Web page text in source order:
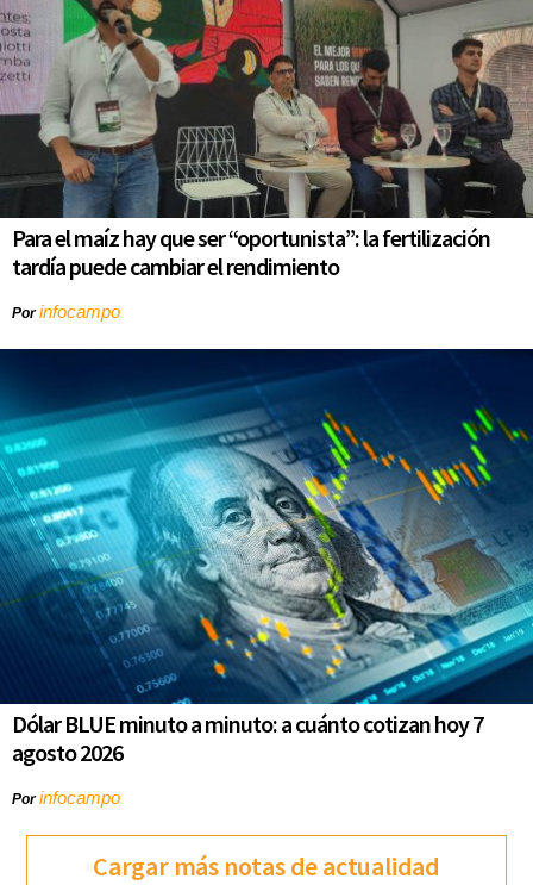
Para el maíz hay que ser “oportunista”: la fertilización
tardía puede cambiar el rendimiento
Porinfocampo
Dólar BLUE minuto a minuto: a cuánto cotizan hoy 7
agosto 2026
Porinfocampo
Cargar más notas de actualidad